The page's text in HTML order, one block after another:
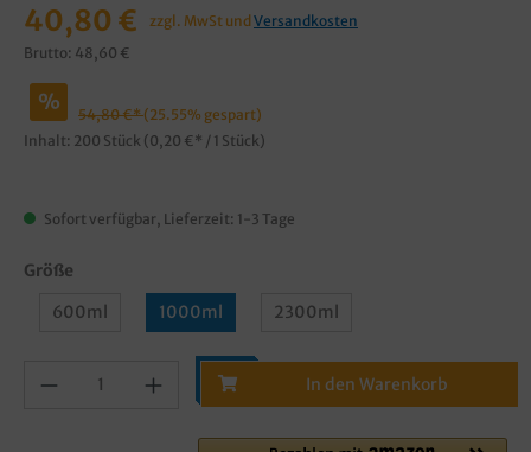
40,80 € zzgl. MwSt undVersandkosten
Brutto: 48,60 €
% 54,80 €*(25.55% gespart)
Inhalt: 200 Stück (0,20 €* / 1 Stück)
Sofort verfügbar, Lieferzeit: 1-3 Tage
Größe
600ml
1000ml 2300ml
In den Warenkorb